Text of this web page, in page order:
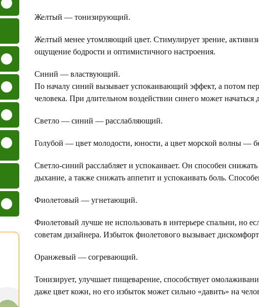
Желтый — тонизирующий.
Желтый менее утомляющий цвет. Стимулирует зрение,
ощущение бодрости и оптимистичного настроения.
Синий — властвующий.
По началу синий вызывает успокаивающий эффект, а потом
человека. При длительном воздействии синего может начаться
Светло — синий — расслабляющий.
Голубой — цвет молодости, юности, а цвет морской волны —
Светло-синий расслабляет и успокаивает. Он способен
дыхание, а также снижать аппетит и успокаивать боль.
Фиолетовый — угнетающий.
Фиолетовый лучше не использовать в интерьере спальни, но
советам дизайнера. Избыток фиолетового вызывает
Оранжевый — согревающий.
Тонизирует, улучшает пищеварение, способствует
даже цвет кожи, но его избыток может сильно «давить» на